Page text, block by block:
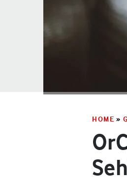
HOME »